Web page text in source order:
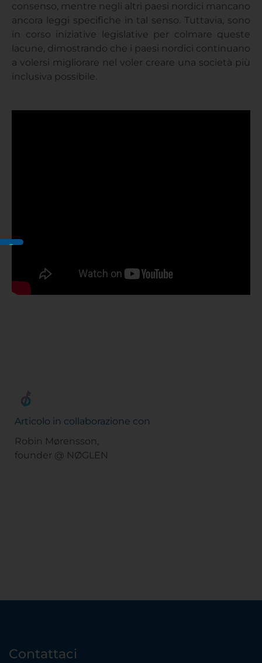
consenso, mentre negli altri paesi nordici mancano
ancora leggi specifiche in tal senso. Tuttavia, sono
in corso iniziative legislative per colmare queste
lacune, dimostrando che i paesi nordici continuano
a volersi migliorare nel voler creare una società più
inclusiva possibile.
Articolo in collaborazione con
Robin Mørensson,
founder @ NØGLEN
Contattaci